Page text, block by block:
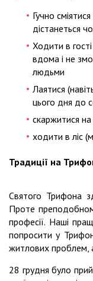
Гучно
дістанеться
Ходити в
вдома і не
людьми
Лаятися
цього дня до
скаржитися
ходити в ліс
Традиції на
Святого Трифона
Проте
професії. Наші
попросити у
житлових проблем,
28 грудня було